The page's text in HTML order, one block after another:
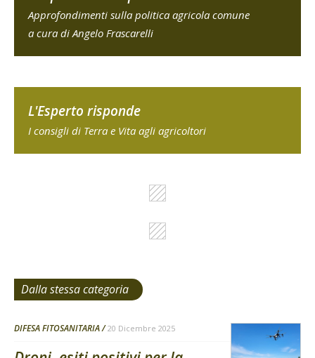
Approfondimenti sulla politica agricola comune
a cura di Angelo Frascarelli
L'Esperto risponde
I consigli di Terra e Vita agli agricoltori
Dalla stessa categoria
DIFESA FITOSANITARIA 20 Dicembre 2025